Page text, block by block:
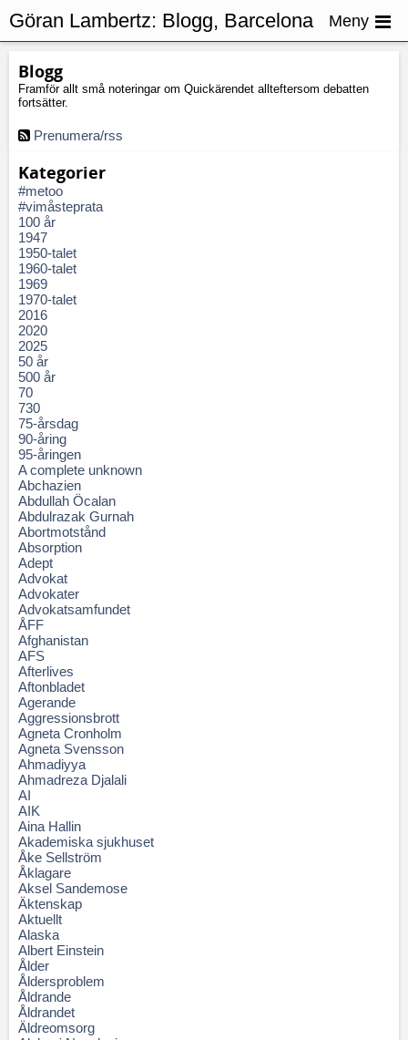
Blogg
Framför allt små noteringar om Quickärendet allteftersom debatten
fortsätter.
Prenumera/rss
Kategorier
#metoo
#vimåsteprata
100 år
1947
1950-talet
1960-talet
1969
1970-talet
2016
2020
2025
50 år
500 år
70
730
75-årsdag
90-åring
95-åringen
A complete unknown
Abchazien
Abdullah Öcalan
Abdulrazak Gurnah
Abortmotstånd
Absorption
Adept
Advokat
Advokater
Advokatsamfundet
ÅFF
Afghanistan
AFS
Afterlives
Aftonbladet
Agerande
Aggressionsbrott
Agneta Cronholm
Agneta Svensson
Ahmadiyya
Ahmadreza Djalali
AI
AIK
Aina Hallin
Akademiska sjukhuset
Åke Sellström
Åklagare
Aksel Sandemose
Äktenskap
Aktuellt
Alaska
Albert Einstein
Ålder
Åldersproblem
Åldrande
Åldrandet
Äldreomsorg
Göran Lambertz: Blogg, Barcelona Meny